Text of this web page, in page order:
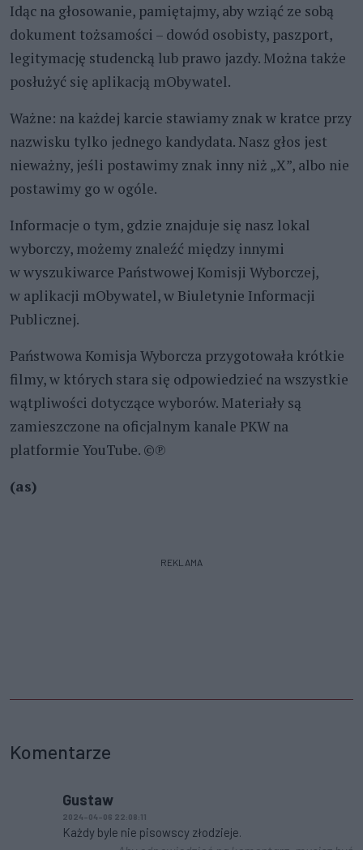
Idąc na głosowanie, pamiętajmy, aby wziąć ze sobą
dokument tożsamości – dowód osobisty, paszport,
legitymację studencką lub prawo jazdy. Można także
posłużyć się aplikacją mObywatel.
Ważne: na każdej karcie stawiamy znak w kratce przy
nazwisku tylko jednego kandydata. Nasz głos jest
nieważny, jeśli postawimy znak inny niż „X”, albo nie
postawimy go w ogóle.
Informacje o tym, gdzie znajduje się nasz lokal
wyborczy, możemy znaleźć między innymi
w wyszukiwarce Państwowej Komisji Wyborczej,
w aplikacji mObywatel, w Biuletynie Informacji
Publicznej.
Państwowa Komisja Wyborcza przygotowała krótkie
filmy, w których stara się odpowiedzieć na wszystkie
wątpliwości dotyczące wyborów. Materiały są
zamieszczone na oficjalnym kanale PKW na
platformie YouTube. ©℗
(as)
REKLAMA
Komentarze
Gustaw
2024-04-06 22:08:11
Każdy byle nie pisowscy złodzieje.